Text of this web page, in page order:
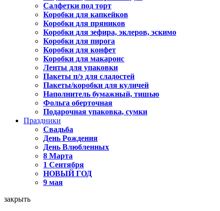
Салфетки под торт
Коробки для капкейков
Коробки для пряников
Коробки для зефира, эклеров, эскимо
Коробки для пирога
Коробки для конфет
Коробки для макаронс
Ленты для упаковки
Пакеты п/э для сладостей
Пакеты/коробки для куличей
Наполнитель бумажный, тишью
Фольга оберточная
Подарочная упаковка, сумки
Праздники
Свадьба
День Рождения
День Влюбленных
8 Марта
1 Сентября
НОВЫЙ ГОД
9 мая
закрыть